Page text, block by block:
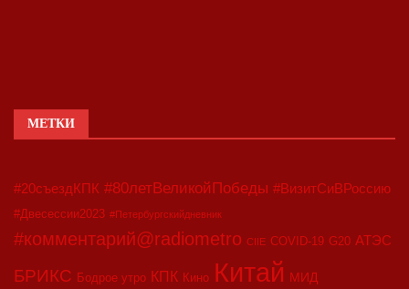
МЕТКИ
#20съездКПК #80летВеликойПобеды #ВизитСиВРоссию
#Двесессии2023 #Петербургскийдневник
#комментарий@radiometro CIIE COVID-19 G20 АТЭС
БРИКС Бодрое утро КПК Кино Китай МИД